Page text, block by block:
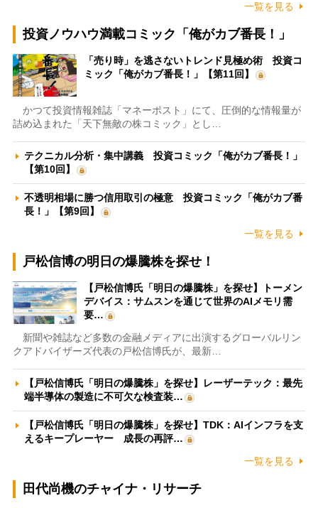
一覧を見る
投資ノウハウ満載コミック「俺がカブ番長！」
「売り時」を逃さないトレンド見極め術 投資コ
ミック「俺がカブ番長！」【第11回】
かつて投資情報雑誌「マネーポスト」にて、圧倒的な情報量が
詰め込まれた「天下無敵の株コミック」とし…
テクニカル分析・集中講義 投資コミック「俺がカブ番長！」
【第10回】
不透明相場に勝つ信用取引の極意 投資コミック「俺がカブ番
長！」【第9回】
一覧を見る
戸松信博の明日の爆騰株を探せ！
【戸松信博氏「明日の爆騰株」を探せ】トーメン
デバイス：サムスンを通じて世界のAIメモリ需
要…
新聞や雑誌など多数の金融メディアに出演するグローバルリン
クアドバイザーズ代表の戸松信博氏が、最新…
【戸松信博氏「明日の爆騰株」を探せ】レーザーテック：最先
端半導体の製造に不可欠な検査装…
【戸松信博氏「明日の爆騰株」を探せ】TDK：AIインフラを支
えるキープレーヤー 成長の再評…
一覧を見る
田代尚機のチャイナ・リサーチ